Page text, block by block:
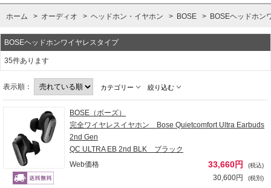
ホーム > オーディオ > ヘッドホン・イヤホン > BOSE > BOSEヘッドホン
BOSEヘッドホンワイヤレスタイプ
35件あります
表示順： カテゴリー 絞り込む
BOSE（ボーズ）
完全ワイヤレスイヤホン Bose Quietcomfort Ultra Earbuds
2nd Gen
QC ULTRA EB 2nd BLK ブラック
Web価格
33,660円 (税込)
30,600円 (税別)